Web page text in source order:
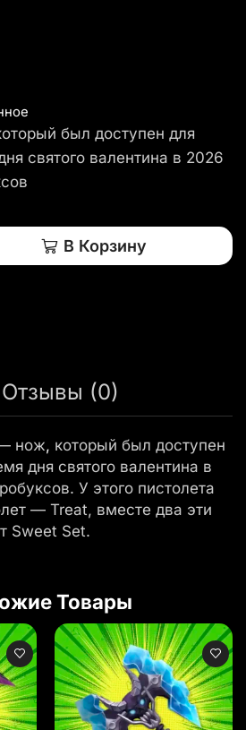
был доступен для
святого валентина в 2026
В Корзину
Отзывы (0)
нож, который был доступен
дня святого валентина в
У этого пистолета
— Treat, вместе два эти
Sweet Set.
Товары